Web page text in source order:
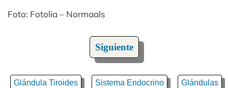
Foto: Fotolia – Normaals
Siguiente
Glándula Tiroides Sistema Endocrino Glándulas